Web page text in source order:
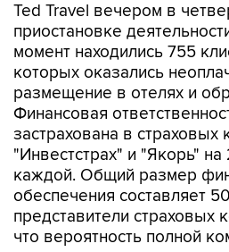
Ted Travel вечером в
приостановке
момент находились 755
которых оказались
размещение в отелях и
Финансовая
застрахована в страховых
"Инвестстрах" и "Якорь"
каждой. Общий размер
обеспечения составляет
представители страховых
что вероятность полной